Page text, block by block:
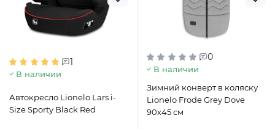
1
В наличии
Автокресло Lionelo Lars i-
Size Sporty Black Red
0
В наличии
Зимний конверт в коляску
Lionelo Frode Grey Dove
90x45 см